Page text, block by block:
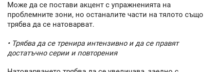
Може да се постави акцент с упражненията на
проблемните зони, но останалите части на тялото също
трябва да се натоварват.
• Трябва да се тренира интензивно и да се правят
достатъчно серии и повторения